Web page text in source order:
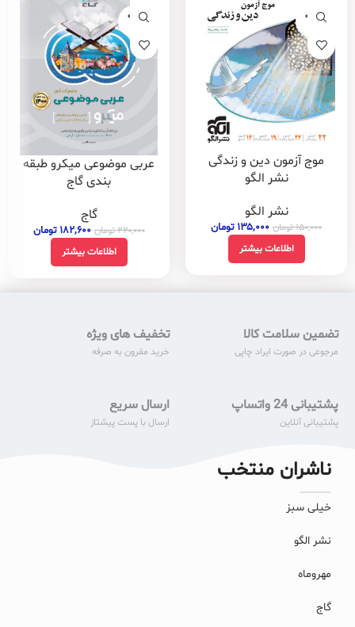
فروخته
موج آزمون دین و زندگی
نشر الگو
نشر الگو
۱۵۰,۰۰۰تومان ۱۳۵,۰۰۰ تومان
اطلاعات بیشتر
فروخته
عربی موضوعی میکرو طبقه
بندی گاج
گاج
۲۲۰,۰۰۰تومان ۱۸۲,۶۰۰ تومان
اطلاعات بیشتر
تضمین سلامت کالا
مرجوعی در صورت ایراد چاپی
تخفیف های ویژه
خرید مقرون به صرفه
پشتیبانی 24 واتساپ
پشتیبانی آنلاین
ارسال سریع
ارسال با پست پیشتاز
ناشران منتخب
خیلی سبز
نشر الگو
مهروماه
گاج